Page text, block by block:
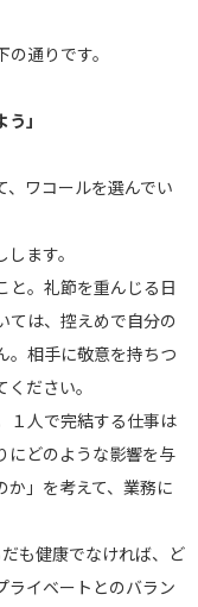
通りです。
」
ワコールを選んでい
ます。
と。礼節を重んじる日
ては、控えめで自分の
。相手に敬意を持ちつ
ださい。
１人で完結する仕事は
にどのような影響を与
か」を考えて、業務に
も健康でなければ、ど
ライベートとのバラン